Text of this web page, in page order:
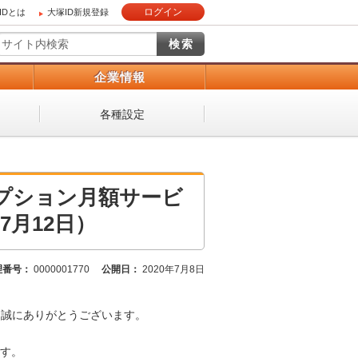
とは 大塚ID新規登録 ログイン
企業情報
各種設定
ション月額サービ
12日）
号： 0000001770 公開日： 2020年7月8日
にありがとうございます。
。